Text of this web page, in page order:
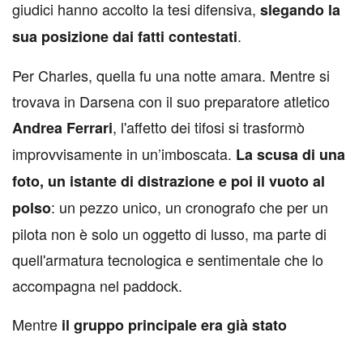
giudici hanno accolto la tesi difensiva, slegando la
sua posizione dai fatti contestati.
Per Charles, quella fu una notte amara. Mentre si
trovava in Darsena con il suo preparatore atletico
Andrea Ferrari, l'affetto dei tifosi si trasformò
improvvisamente in un’imboscata. La scusa di una
foto, un istante di distrazione e poi il vuoto al
polso: un pezzo unico, un cronografo che per un
pilota non è solo un oggetto di lusso, ma parte di
quell'armatura tecnologica e sentimentale che lo
accompagna nel paddock.
Mentre il gruppo principale era già stato